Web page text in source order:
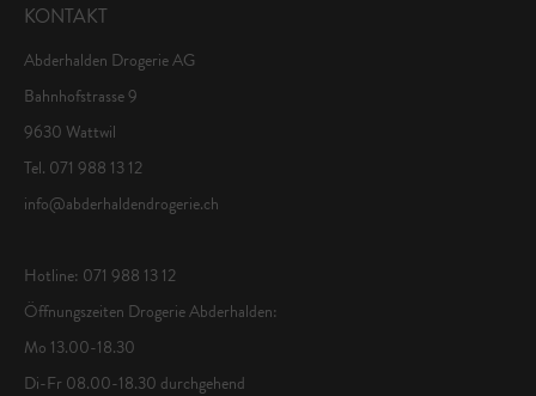
KONTAKT
Abderhalden Drogerie AG
Bahnhofstrasse 9
9630 Wattwil
Tel. 071 988 13 12
info@abderhaldendrogerie.ch
Hotline: 071 988 13 12
Öffnungszeiten Drogerie Abderhalden:
Mo 13.00-18.30
Di-Fr 08.00-18.30 durchgehend